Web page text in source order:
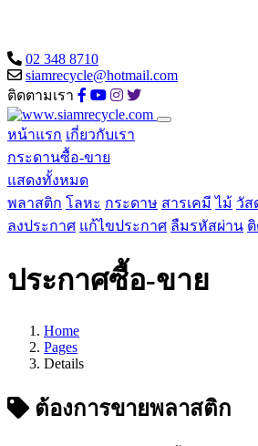
02 348 8710
siamrecycle@hotmail.com
ติดตามเรา
หน้าแรก เกี่ยวกับเรา
กระดานซื้อ-ขาย
แสดงทั้งหมด
พลาสติก โลหะ กระดาษ สารเคมี ไม้ วัส
ลงประกาศ แก้ไขประกาศ ลืมรหัสผ่าน
ประกาศซื้อ-ขาย
Home
Pages
Details
ต้องการขายพลาสติก